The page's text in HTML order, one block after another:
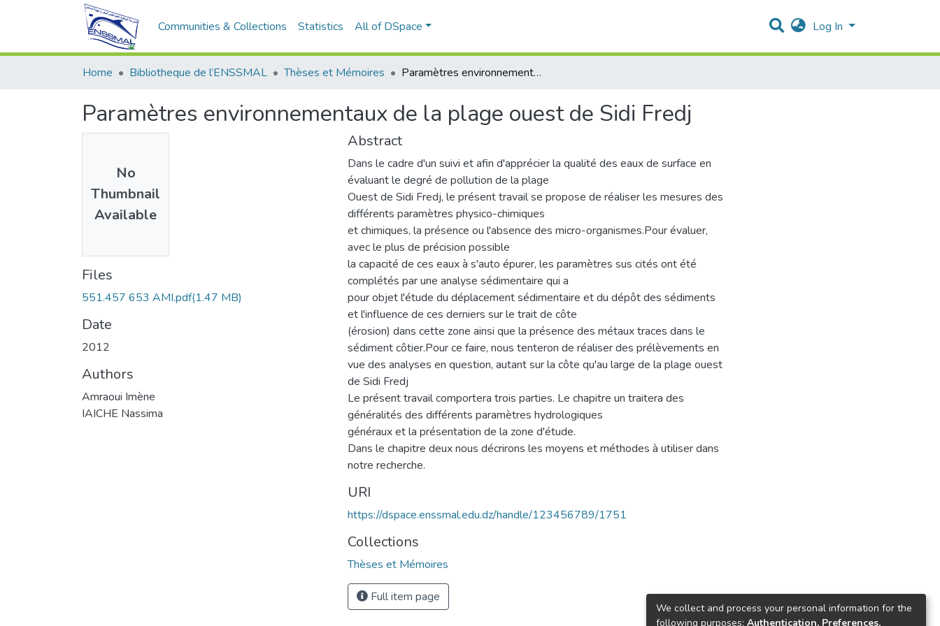
Communities & Collections Statistics All of DSpace Log In
Home Bibliotheque de l’ENSSMAL Thèses et Mémoires Paramètres environnementaux de la plage ouest de Sidi Fredj
Paramètres environnementaux de la plage ouest de Sidi Fredj
No
Thumbnail
Available
Files
551.457 653 AMI.pdf(1.47 MB)
Date
2012
Authors
Amraoui Imène
IAICHE Nassima
Abstract
Dans le cadre d'un suivi et afin d'apprécier la qualité des eaux de surface en
évaluant le degré de pollution de la plage
Ouest de Sidi Fredj, le présent travail se propose de réaliser les mesures des
différents paramètres physico-chimiques
et chimiques, la présence ou l'absence des micro-organismes.Pour évaluer,
avec le plus de précision possible
la capacité de ces eaux à s'auto épurer, les paramètres sus cités ont été
complétés par une analyse sédimentaire qui a
pour objet l'étude du déplacement sédimentaire et du dépôt des sédiments
et l'influence de ces derniers sur le trait de côte
(érosion) dans cette zone ainsi que la présence des métaux traces dans le
sédiment côtier.Pour ce faire, nous tenteron de réaliser des prélèvements en
vue des analyses en question, autant sur la côte qu'au large de la plage ouest
de Sidi Fredj
Le présent travail comportera trois parties. Le chapitre un traitera des
généralités des différents paramètres hydrologiques
généraux et la présentation de la zone d'étude.
Dans le chapitre deux nous décrirons les moyens et méthodes à utiliser dans
notre recherche.
URI
https://dspace.enssmal.edu.dz/handle/123456789/1751
Collections
Thèses et Mémoires
Full item page
We collect and process your personal information for the
following purposes: Authentication, Preferences,